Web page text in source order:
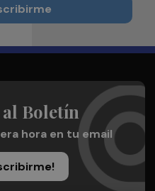
Boletín
hora en tu email